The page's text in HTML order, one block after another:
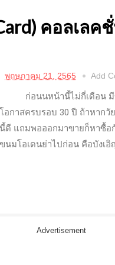
คอลเลค
พฤษภาคม 21, 2565 Add
ก่อนนหน้านี้ไม่กี่เดือน มีข
โอกาสครบรอบ 30 ปี ถ้าหาก
นี้ดี แถมพอออกมาขายก็หา
ขนมโอเดนย่าไปก่อน คือบังเ
Advertisement